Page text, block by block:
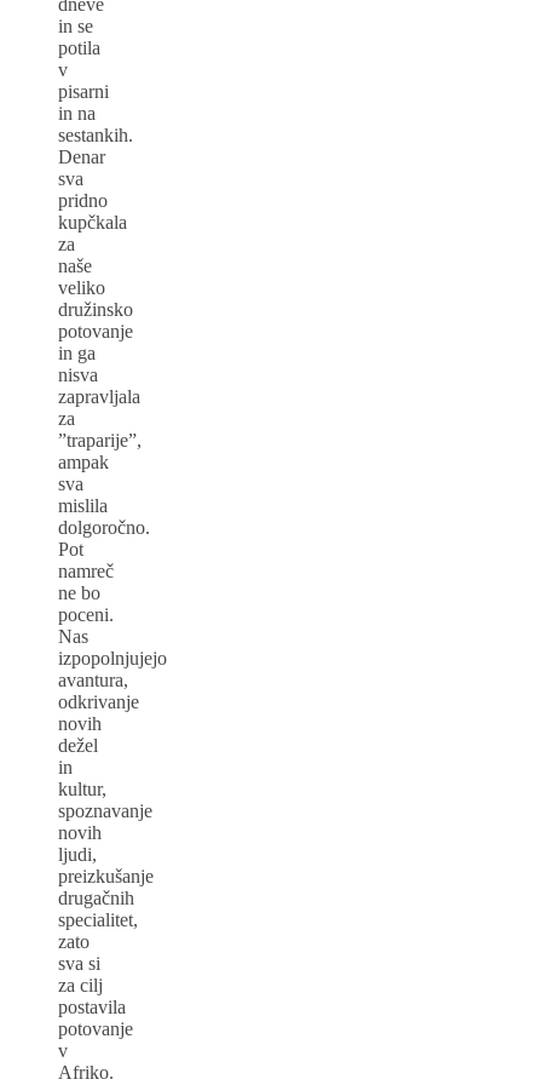
dneve
in se
potila
v
pisarni
in na
sestankih.
Denar
sva
pridno
kupčkala
za
naše
veliko
družinsko
potovanje
in ga
nisva
zapravljala
za
”traparije”,
ampak
sva
mislila
dolgoročno.
Pot
namreč
ne bo
poceni.
Nas
izpopolnjujejo
avantura,
odkrivanje
novih
dežel
in
kultur,
spoznavanje
novih
ljudi,
preizkušanje
drugačnih
specialitet,
zato
sva si
za cilj
postavila
potovanje
v
Afriko.